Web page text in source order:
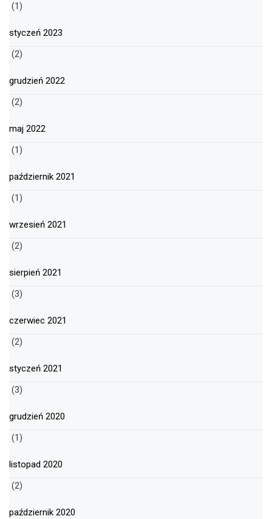
(1)
styczeń 2023
(2)
grudzień 2022
(2)
maj 2022
(1)
październik 2021
(1)
wrzesień 2021
(2)
sierpień 2021
(3)
czerwiec 2021
(2)
styczeń 2021
(3)
grudzień 2020
(1)
listopad 2020
(2)
październik 2020